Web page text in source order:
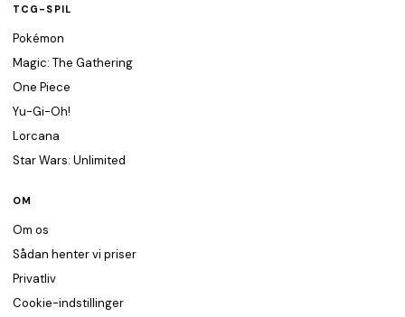
TCG-SPIL
Pokémon
Magic: The Gathering
One Piece
Yu-Gi-Oh!
Lorcana
Star Wars: Unlimited
OM
Om os
Sådan henter vi priser
Privatliv
Cookie-indstillinger